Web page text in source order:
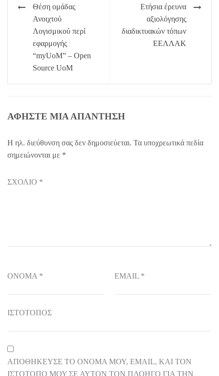
Πλοήγηση
άρθρων
Θέση ομάδας
Ανοιχτού
Λογισμικού περί
εφαρμογής
“myUoM” – Open
Source UoM
Ετήσια έρευνα
αξιολόγησης
διαδικτυακών τόπων
ΕΕΛΛΑΚ
ΑΦΉΣΤΕ ΜΙΑ ΑΠΆΝΤΗΣΗ
Η ηλ. διεύθυνση σας δεν δημοσιεύεται. Τα υποχρεωτικά πεδία
σημειώνονται με *
ΣΧΌΛΙΟ *
ΌΝΟΜΑ * EMAIL *
ΙΣΤΌΤΟΠΟΣ
ΑΠΟΘΉΚΕΥΣΕ ΤΟ ΌΝΟΜΆ ΜΟΥ, EMAIL, ΚΑΙ ΤΟΝ
ΙΣΤΌΤΟΠΟ ΜΟΥ ΣΕ ΑΥΤΌΝ ΤΟΝ ΠΛΟΗΓΌ ΓΙΑ ΤΗΝ